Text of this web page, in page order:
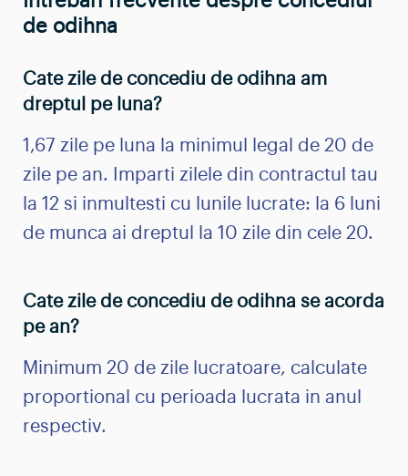
de odihna
Cate zile de concediu de odihna am
dreptul pe luna?
1,67 zile pe luna la minimul legal de 20 de
zile pe an. Imparti zilele din contractul tau
la 12 si inmultesti cu lunile lucrate: la 6 luni
de munca ai dreptul la 10 zile din cele 20.
Cate zile de concediu de odihna se acorda
pe an?
Minimum 20 de zile lucratoare, calculate
proportional cu perioada lucrata in anul
respectiv.